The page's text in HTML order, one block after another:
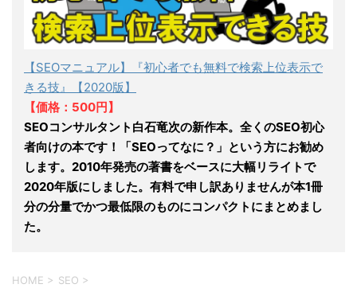
【SEOマニュアル】『初心者でも無料で検索上位表示で
きる技』【2020版】
【価格：500円】
SEOコンサルタント白石竜次の新作本。全くのSEO初心
者向けの本です！「SEOってなに？」という方にお勧め
します。2010年発売の著書をベースに大幅リライトで
2020年版にしました。有料で申し訳ありませんが本1冊
分の分量でかつ最低限のものにコンパクトにまとめまし
た。
HOME > SEO >